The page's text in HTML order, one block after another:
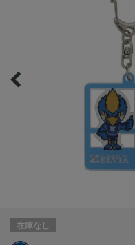
在庫なし